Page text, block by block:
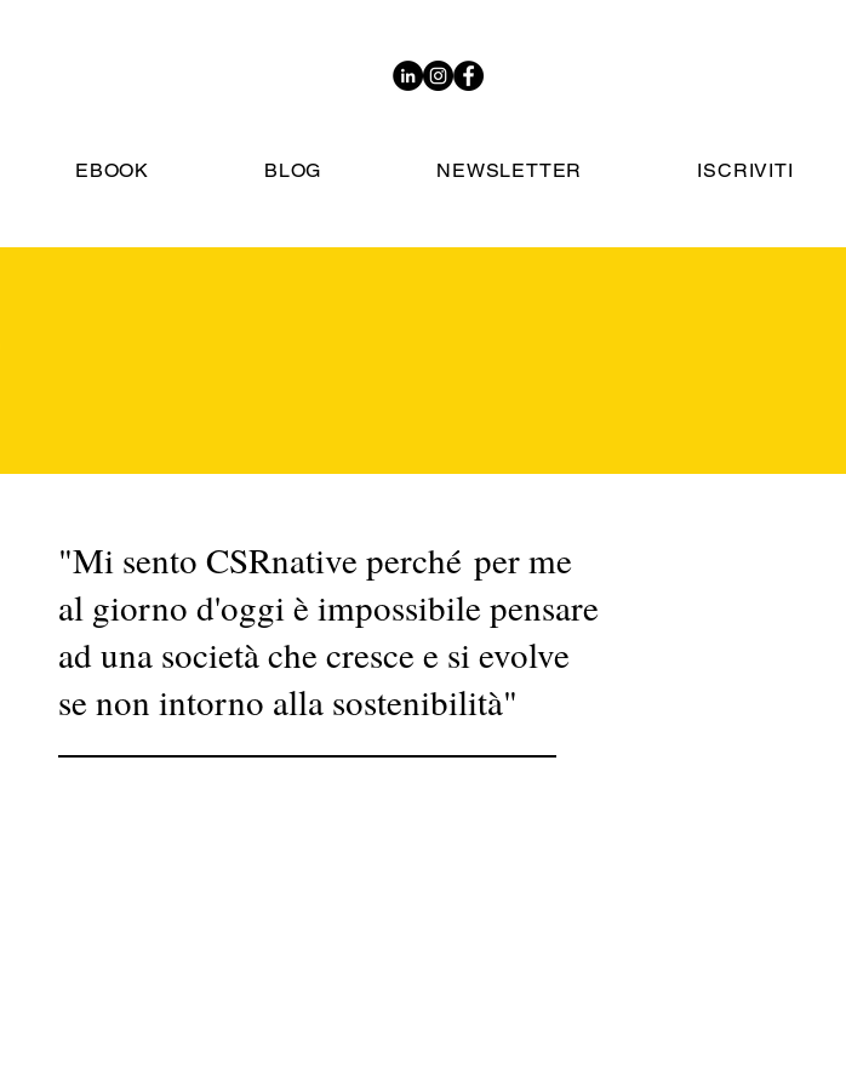
EBOOK BLOG NEWSLETTER ISCRIVITI
"Mi sento CSRnative perché per me
al giorno d'oggi è impossibile pensare
ad una società che cresce e si evolve
se non intorno alla sostenibilità"